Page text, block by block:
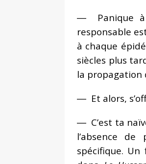
― Panique à
responsable
à chaque
siècles plus
la propagation
― Et alors,
― C’est ta
l’absence
spécifique.